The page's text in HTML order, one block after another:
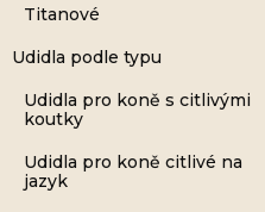
Titanové
Udidla podle typu
Udidla pro koně s citlivými
koutky
Udidla pro koně citlivé na
jazyk